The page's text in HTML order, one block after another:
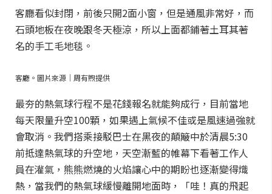
客廳看似封閉，前後只開2面小窗，但是通風非常好，而
石頭地板在夜晚跟冬天極涼，所以上面都鋪著土耳其著
名的手工毛地毯。
客廳。圖片來源｜周有煦提供
最夯的熱氣球行程不是花錢報名就能夠成行，目前當地
每天限量升空100顆，如果遇上氣候不佳或是風速過強就
會取消。我們搭乘接駁巴士在黑夜的顛簸中於清晨5:30
前抵達熱氣球的升空地，天空漸藍的帷幕下看著工作人
員在灌氣，熊熊燃燒的火焰讓心中的期盼也逐漸變得熾
熱，當我們的熱氣球緩慢離開地面時，「哇！真的飛起